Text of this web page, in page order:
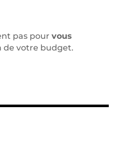
pas pourvous
de votre budget.